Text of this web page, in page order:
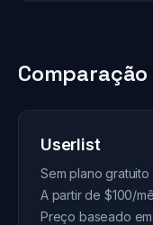
Userlist
Sem plano gratuito
A partir de $100/
Preço baseado